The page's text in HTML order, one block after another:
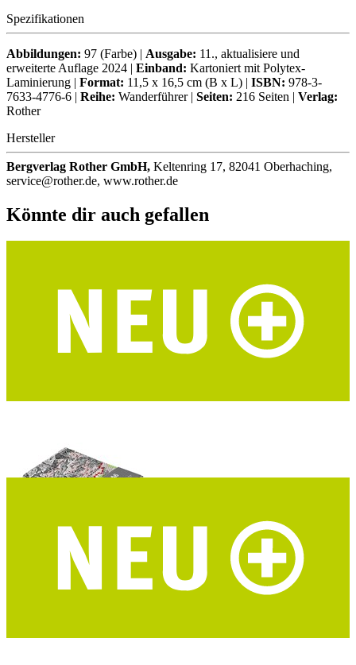
Spezifikationen
Abbildungen: 97 (Farbe) | Ausgabe: 11., aktualisiere und
erweiterte Auflage 2024 | Einband: Kartoniert mit Polytex-
Laminierung | Format: 11,5 x 16,5 cm (B x L) | ISBN: 978-3-
7633-4776-6 | Reihe: Wanderführer | Seiten: 216 Seiten | Verlag:
Rother
Hersteller
Bergverlag Rother GmbH, Keltenring 17, 82041 Oberhaching,
service@rother.de, www.rother.de
Könnte dir auch gefallen
I LIKE PAPER Notizbuch A6 Alpenvereinskarten
DIN A6 - Upcycling - DAV Mapcycling Collection